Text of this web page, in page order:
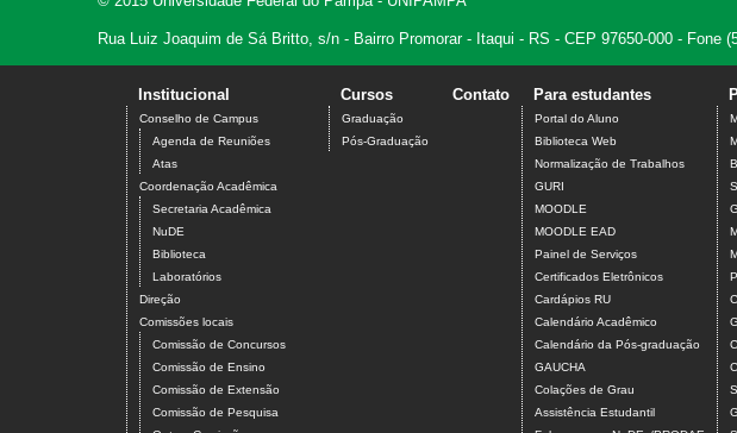
Rua Luiz Joaquim de Sá Britto, s/n - Bairro Promorar - Itaqui - RS - CEP 97650-000 - Fone
Institucional
Conselho de Campus
Agenda de Reuniões
Atas
Coordenação Acadêmica
Secretaria Acadêmica
NuDE
Biblioteca
Laboratórios
Direção
Comissões locais
Comissão de Concursos
Comissão de Ensino
Comissão de Extensão
Comissão de Pesquisa
Cursos
Graduação
Pós-Graduação
Contato Para estudantes
Portal do Aluno
Biblioteca Web
Normalização de Trabalhos
GURI
MOODLE
MOODLE EAD
Painel de Serviços
Certificados Eletrônicos
Cardápios RU
Calendário Acadêmico
Calendário da Pós-graduação
GAUCHA
Colações de Grau
Assistência Estudantil